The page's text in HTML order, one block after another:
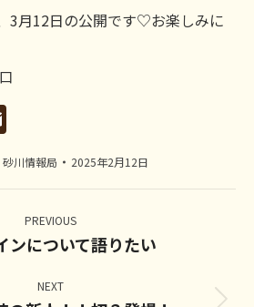
3月12日の公開です♡お楽しみに
砂川情報局 2025年2月12日
PREVIOUS
Previous
ンについて語りたい
NEXT